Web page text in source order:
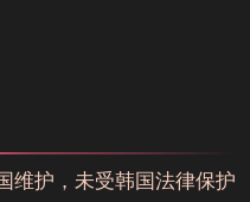
维护，未受韩国法律保护